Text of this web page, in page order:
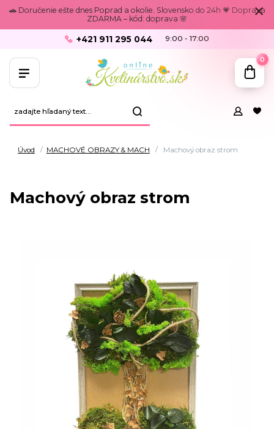
🚗 Doručenie ešte dnes Poprad a okolie. Slovensko do 24h 💗 Doprava
ZDARMA – kód: doprava 🌸
+421 911 295 044 9:00 - 17:00
0
Úvod MACHOVÉ OBRAZY & MACH Machový obraz strom
Machový obraz strom